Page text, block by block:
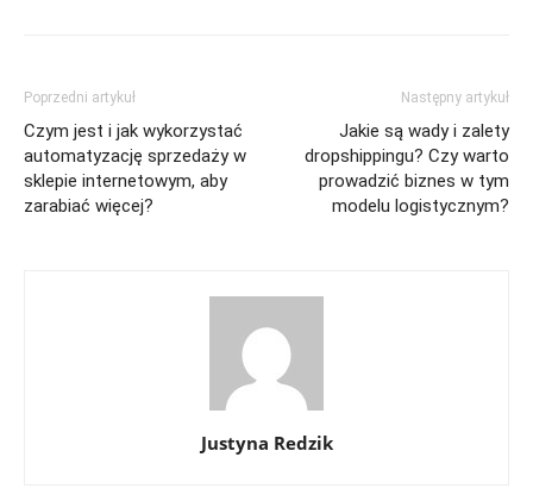
Poprzedni artykuł
Czym jest i jak wykorzystać
automatyzację sprzedaży w
sklepie internetowym, aby
zarabiać więcej?
Następny artykuł
Jakie są wady i zalety
dropshippingu? Czy warto
prowadzić biznes w tym
modelu logistycznym?
Justyna Redzik